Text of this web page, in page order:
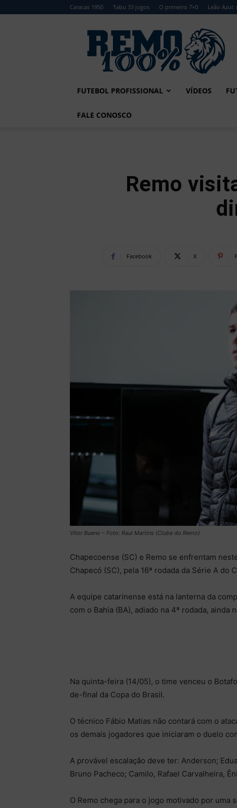
Caracas 1950 Tabu 33 jogos O primeiro 7×0 Leão
Remo
FUTEBOL PROFISSIONAL VÍDEOS
FALE CONOSCO
Remo
Facebook X
Vitor Bueno – Foto: Raul Martins (Clube do Remo)
Chapecoense (SC) e Remo se enfrentam
Chapecó (SC), pela 16ª rodada da Série A do
A equipe catarinense está na lanterna da
com o Bahia (BA), adiado na 4ª rodada, ainda
Na quinta-feira (14/05), o time venceu o
de-final da Copa do Brasil.
O técnico Fábio Matias não contará com o
os demais jogadores que iniciaram o duelo
A provável escalação deve ter: Anderson;
Bruno Pacheco; Camilo, Rafael Carvalheira,
O Remo chega para o jogo motivado por